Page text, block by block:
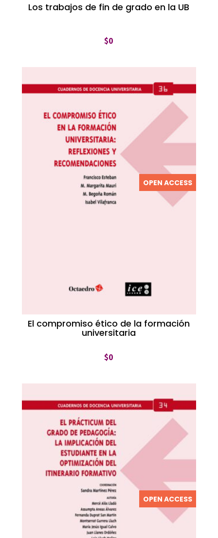
Los trabajos de fin de grado en la UB
$0
OPEN ACCESS
El compromiso ético de la formación
universitaria
$0
OPEN ACCESS